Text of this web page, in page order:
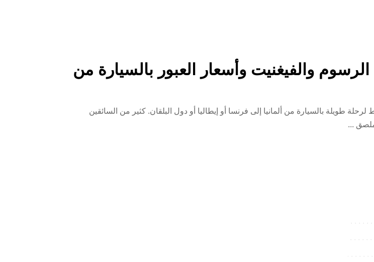
في أوروبا 2026: دليل الرسوم والفيغنيت وأسعار العبور بالسيارة من
عندما تخطط لرحلة طويلة بالسيارة من ألمانيا إلى فرنسا أو إيطاليا أو دول البلقان. كثير من السائقين
...